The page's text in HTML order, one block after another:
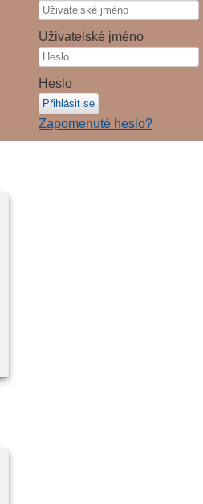
Uživatelské jméno
Heslo
Přihlásit se
Zapomenuté heslo?